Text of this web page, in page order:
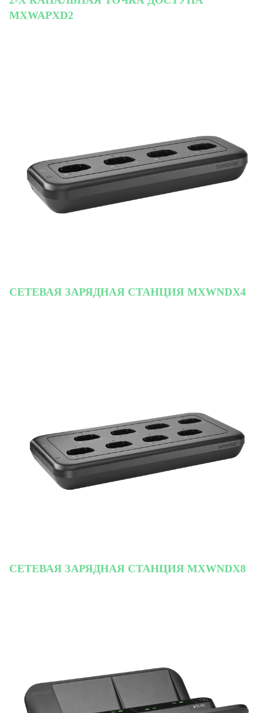
MXWAPXD2
СЕТЕВАЯ ЗАРЯДНАЯ СТАНЦИЯ MXWNDX4
СЕТЕВАЯ ЗАРЯДНАЯ СТАНЦИЯ MXWNDX8